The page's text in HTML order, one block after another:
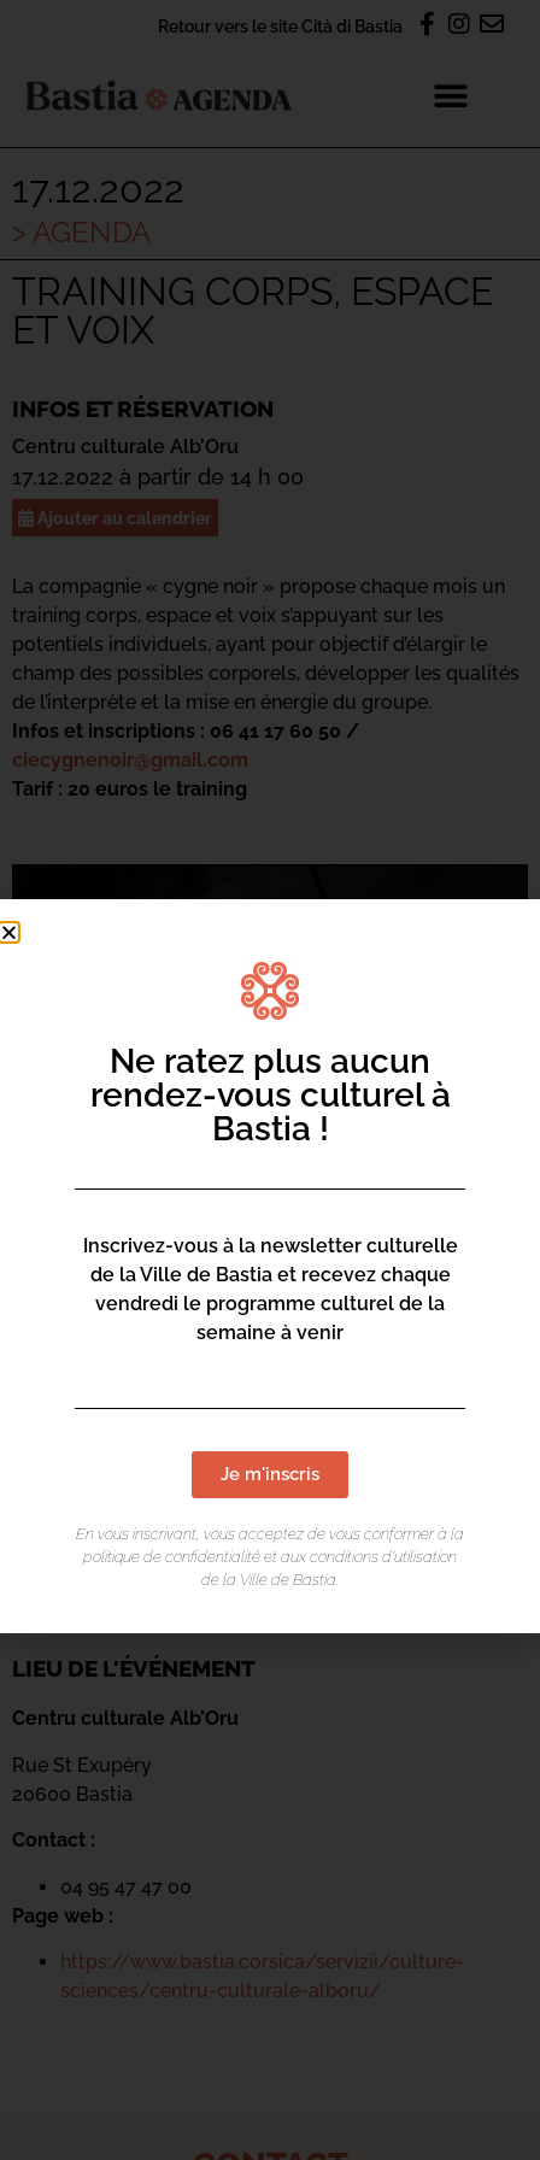
Retour vers le site Cità di Bastia
17.12.2022
> AGENDA
TRAINING CORPS, ESPACE
ET VOIX
INFOS ET RÉSERVATION
Centru culturale Alb’Oru
17.12.2022 à partir de 14 h 00
Ajouter au calendrier
La compagnie « cygne noir » propose chaque mois un
training corps, espace et voix s’appuyant sur les
potentiels individuels, ayant pour objectif d’élargir le
champ des possibles corporels, développer les qualités
de l’interprète et la mise en énergie du groupe.
Infos et inscriptions : 06 41 17 60 50 /
ciecygnenoir@gmail.com
Tarif : 20 euros le training
LIEU DE L'ÉVÉNEMENT
Centru culturale Alb’Oru
Rue St Exupéry
20600 Bastia
Contact :
04 95 47 47 00
Page web :
https://www.bastia.corsica/servizii/culture-
sciences/centru-culturale-alboru/
Ne ratez plus aucun
rendez-vous culturel à
Bastia !
Inscrivez-vous à la newsletter culturelle
de la Ville de Bastia et recevez chaque
vendredi le programme culturel de la
semaine à venir
Je m'inscris
En vous inscrivant, vous acceptez de vous conformer à la
politique de confidentialité et aux conditions d’utilisation
de la Ville de Bastia.